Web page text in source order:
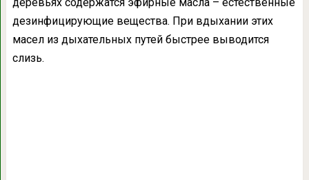
дезинфицирующие вещества. При вдыхании этих
масел из дыхательных путей быстрее выводится
слизь.